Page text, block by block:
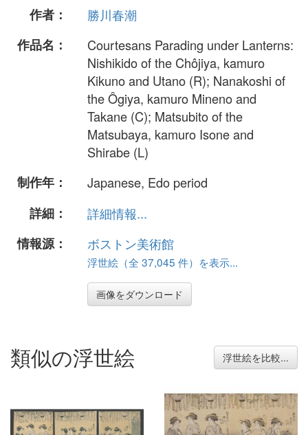
作者：
勝川春潮
作品名：
Courtesans Parading under Lanterns:
Nishikido of the Chôjiya, kamuro
Kikuno and Utano (R); Nanakoshi of
the Ôgiya, kamuro Mineno and
Takane (C); Matsubito of the
Matsubaya, kamuro Isone and
Shirabe (L)
制作年：
Japanese, Edo period
詳細：
詳細情報...
情報源：
ボストン美術館
浮世絵（全 37,045 件）を表示...
画像をダウンロード
類似の浮世絵 浮世絵を比較...